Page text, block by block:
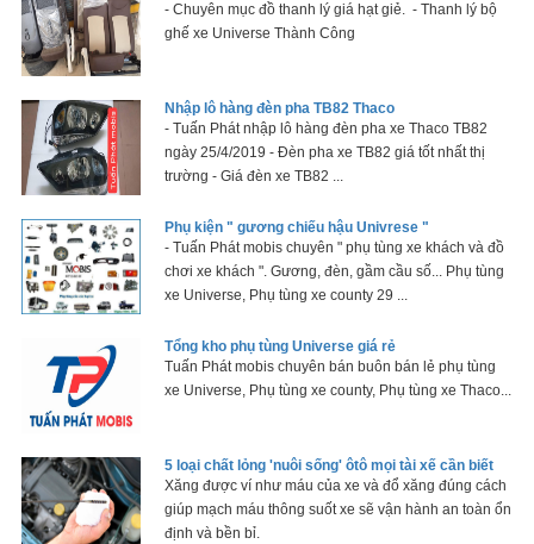
- Chuyên mục đồ thanh lý giá hạt giẻ. - Thanh lý bộ
ghế xe Universe Thành Công
Nhập lô hàng đèn pha TB82 Thaco
- Tuấn Phát nhập lô hàng đèn pha xe Thaco TB82
ngày 25/4/2019 - Đèn pha xe TB82 giá tốt nhất thị
trường - Giá đèn xe TB82 ...
Phụ kiện " gương chiếu hậu Univrese "
- Tuấn Phát mobis chuyên " phụ tùng xe khách và đồ
chơi xe khách ". Gương, đèn, gầm cầu số... Phụ tùng
xe Universe, Phụ tùng xe county 29 ...
Tổng kho phụ tùng Universe giá rẻ
Tuấn Phát mobis chuyên bán buôn bán lẻ phụ tùng
xe Universe, Phụ tùng xe county, Phụ tùng xe Thaco...
5 loại chất lỏng 'nuôi sống' ôtô mọi tài xế cần biết
Xăng được ví như máu của xe và đổ xăng đúng cách
giúp mạch máu thông suốt xe sẽ vận hành an toàn ổn
định và bền bỉ.